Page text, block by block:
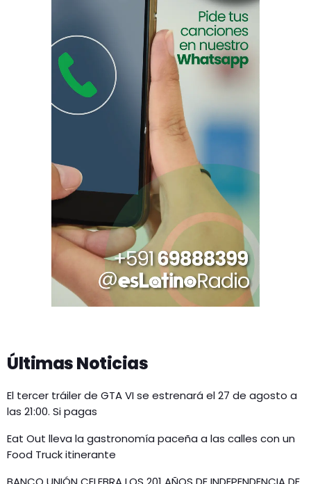
Últimas Noticias
El tercer tráiler de GTA VI se estrenará el 27 de agosto a
las 21:00. Si pagas
Eat Out lleva la gastronomía paceña a las calles con un
Food Truck itinerante